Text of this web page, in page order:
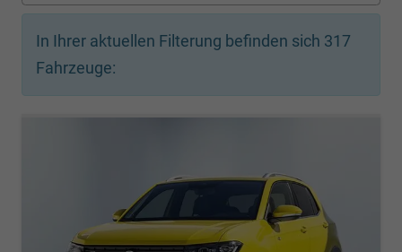
In Ihrer aktuellen Filterung befinden sich 317
Fahrzeuge: